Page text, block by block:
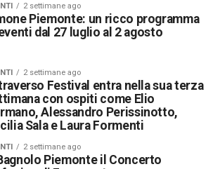
2 settimane ago
Piemonte: un ricco programma
dal 27 luglio al 2 agosto
2 settimane ago
Festival entra nella sua terza
con ospiti come Elio
Alessandro Perissinotto,
Sala e Laura Formenti
2 settimane ago
Piemonte il Concerto